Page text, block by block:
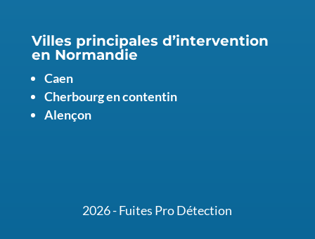
Villes principales d’intervention
en Normandie
Caen
Cherbourg en contentin
Alençon
2026 - Fuites Pro Détection